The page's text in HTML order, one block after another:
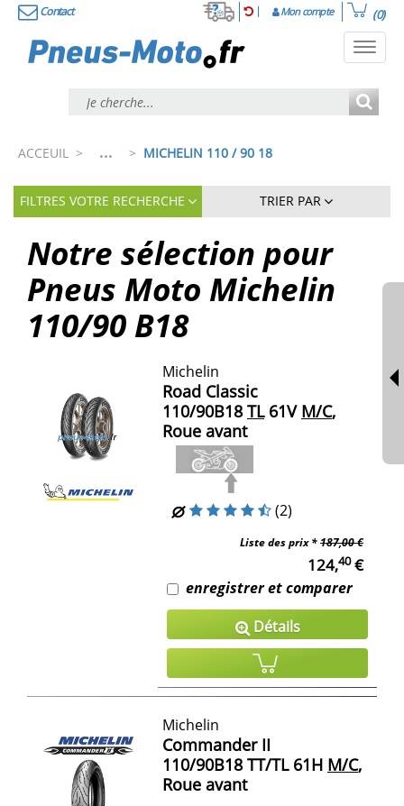
Contact Mon compte (0)
ACCEUIL > ... > MICHELIN 110 / 90 18
FILTRES VOTRE RECHERCHE TRIER PAR
Notre sélection pour
Pneus Moto Michelin
110/90 B18
Michelin
Road Classic
110/90B18 TL61V M/C,
Roue avant
(2)
Liste des prix *187,00 €
124,40€
enregistrer et comparer
Détails
Michelin
Commander II
110/90B18 TT/TL 61H M/C,
Roue avant